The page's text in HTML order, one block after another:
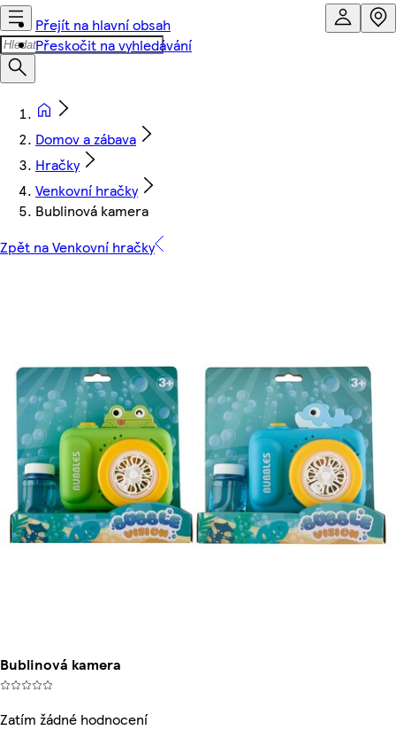
Přejít na hlavní obsah
Přeskočit na vyhledávání
Domov a zábava
Hračky
Venkovní hračky
Bublinová kamera
Zpět na Venkovní hračky
Bublinová kamera
Zatím žádné hodnocení